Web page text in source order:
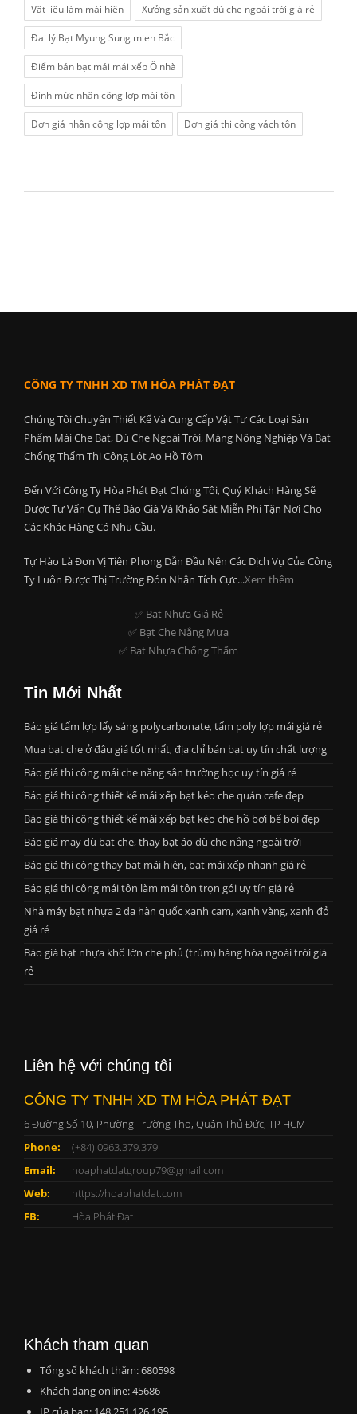
Vật liệu làm mái hiên Xưởng sản xuất dù che ngoài trời giá rẻ
Đai lý Bạt Myung Sung mien Bắc
Điểm bán bạt mái mái xếp Ô nhà
Định mức nhân công lợp mái tôn
Đơn giá nhân công lợp mái tôn Đơn giá thi công vách tôn
CÔNG TY TNHH XD TM HÒA PHÁT ĐẠT
Chúng Tôi Chuyên Thiết Kế Và Cung Cấp Vật Tư Các Loại Sản
Phẩm Mái Che Bạt, Dù Che Ngoài Trời, Màng Nông Nghiệp Và Bạt
Chống Thấm Thi Công Lót Ao Hồ Tôm
Đến Với Công Ty Hòa Phát Đạt Chúng Tôi, Quý Khách Hàng Sẽ
Được Tư Vấn Cụ Thể Báo Giá Và Khảo Sát Miễn Phí Tận Nơi Cho
Các Khác Hàng Có Nhu Cầu.
Tự Hào Là Đơn Vị Tiên Phong Dẫn Đầu Nên Các Dịch Vụ Của Công
Ty Luôn Được Thị Trường Đón Nhận Tích Cực...Xem thêm
✅ Bat Nhựa Giá Rẻ
✅ Bạt Che Nắng Mưa
✅ Bạt Nhựa Chống Thấm
Tin Mới Nhất
Báo giá tấm lợp lấy sáng polycarbonate, tấm poly lợp mái giá rẻ
Mua bạt che ở đâu giá tốt nhất, địa chỉ bán bạt uy tín chất lượng
Báo giá thi công mái che nắng sân trường học uy tín giá rẻ
Báo giá thi công thiết kế mái xếp bạt kéo che quán cafe đẹp
Báo giá thi công thiết kế mái xếp bạt kéo che hồ bơi bể bơi đẹp
Báo giá may dù bạt che, thay bạt áo dù che nắng ngoài trời
Báo giá thi công thay bạt mái hiên, bạt mái xếp nhanh giá rẻ
Báo giá thi công mái tôn làm mái tôn trọn gói uy tín giá rẻ
Nhà máy bạt nhựa 2 da hàn quốc xanh cam, xanh vàng, xanh đỏ
giá rẻ
Báo giá bạt nhựa khổ lớn che phủ (trùm) hàng hóa ngoài trời giá
rẻ
Liên hệ với chúng tôi
CÔNG TY TNHH XD TM HÒA PHÁT ĐẠT
6 Đường Số 10, Phường Trường Thọ, Quận Thủ Đức, TP HCM
Phone:
(+84) 0963.379.379
Email:
hoaphatdatgroup79@gmail.com
Web:
https://hoaphatdat.com
FB:
Hòa Phát Đạt
Khách tham quan
Tổng số khách thăm: 680598
Khách đang online: 45686